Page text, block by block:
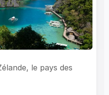
le pays des